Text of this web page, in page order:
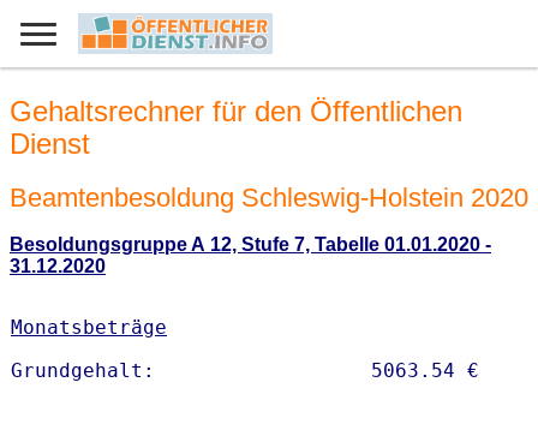
Gehaltsrechner für den Öffentlichen
Dienst
Beamtenbesoldung Schleswig-Holstein 2020
Besoldungsgruppe A 12, Stufe 7, Tabelle 01.01.2020 -
31.12.2020
Monatsbeträge